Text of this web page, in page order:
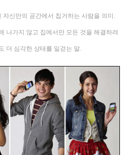
자신만의 공간에서 칩거하는 사람을 의미.
나가지 않고 집에서만 모든 것을 해결하려
더 심각한 상태를 일걷는 말.